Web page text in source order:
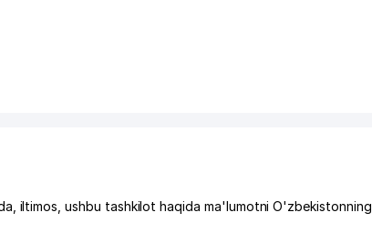
iltimos, ushbu tashkilot haqida ma'lumotni O'zbekistonning